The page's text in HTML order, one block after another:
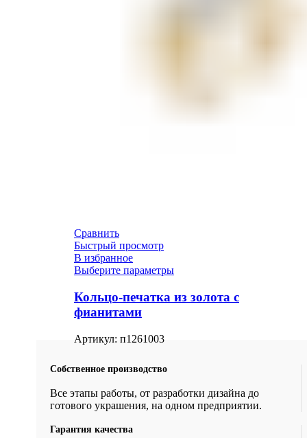
Сравнить
Быстрый просмотр
В избранное
Выберите параметры
Кольцо-печатка из золота с
фианитами
Артикул: п1261003
Собственное производство
Все этапы работы, от разработки дизайна до
готового украшения, на одном предприятии.
Гарантия качества